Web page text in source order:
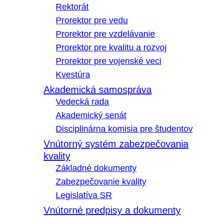
Rektorát
Prorektor pre vedu
Prorektor pre vzdelávanie
Prorektor pre kvalitu a rozvoj
Prorektor pre vojenské veci
Kvestúra
Akademická samospráva
Vedecká rada
Akademický senát
Disciplinárna komisia pre študentov
Vnútorný systém zabezpečovania
kvality
Základné dokumenty
Zabezpečovanie kvality
Legislatíva SR
Vnútorné predpisy a dokumenty